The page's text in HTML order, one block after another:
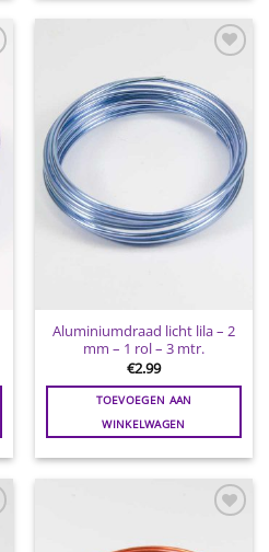
aan
wenslijst
Aluminiumdraad licht lila – 2
mm – 1 rol – 3 mtr.
€2.99
TOEVOEGEN AAN
WINKELWAGEN